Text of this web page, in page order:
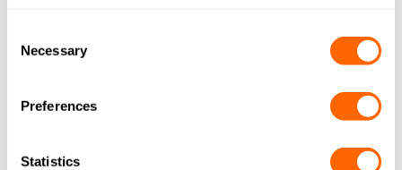
Selection
Necessary
Preferences
Statistics